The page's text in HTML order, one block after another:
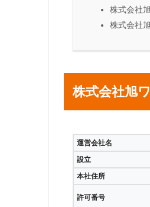
株式会社
株式会社
株式会社旭
運営会社名
設立
本社住所
許可番号